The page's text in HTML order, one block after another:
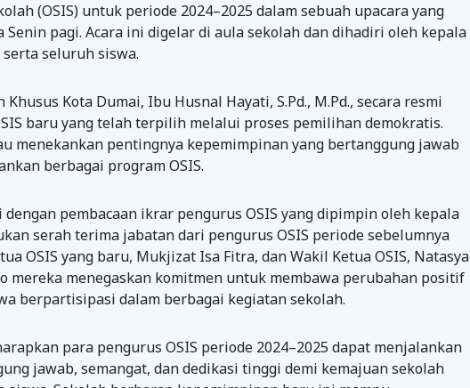
(OSIS) untuk periode 2024–2025 dalam sebuah upacara yang
Senin pagi. Acara ini digelar di aula sekolah dan dihadiri oleh kepala
seluruh siswa.
Kota Dumai, Ibu Husnal Hayati, S.Pd., M.Pd., secara resmi
baru yang telah terpilih melalui proses pemilihan demokratis.
menekankan pentingnya kepemimpinan yang bertanggung jawab
berbagai program OSIS.
pembacaan ikrar pengurus OSIS yang dipimpin oleh kepala
serah terima jabatan dari pengurus OSIS periode sebelumnya
OSIS yang baru, Mukjizat Isa Fitra, dan Wakil Ketua OSIS, Natasya
mereka menegaskan komitmen untuk membawa perubahan positif
berpartisipasi dalam berbagai kegiatan sekolah.
para pengurus OSIS periode 2024–2025 dapat menjalankan
jawab, semangat, dan dedikasi tinggi demi kemajuan sekolah